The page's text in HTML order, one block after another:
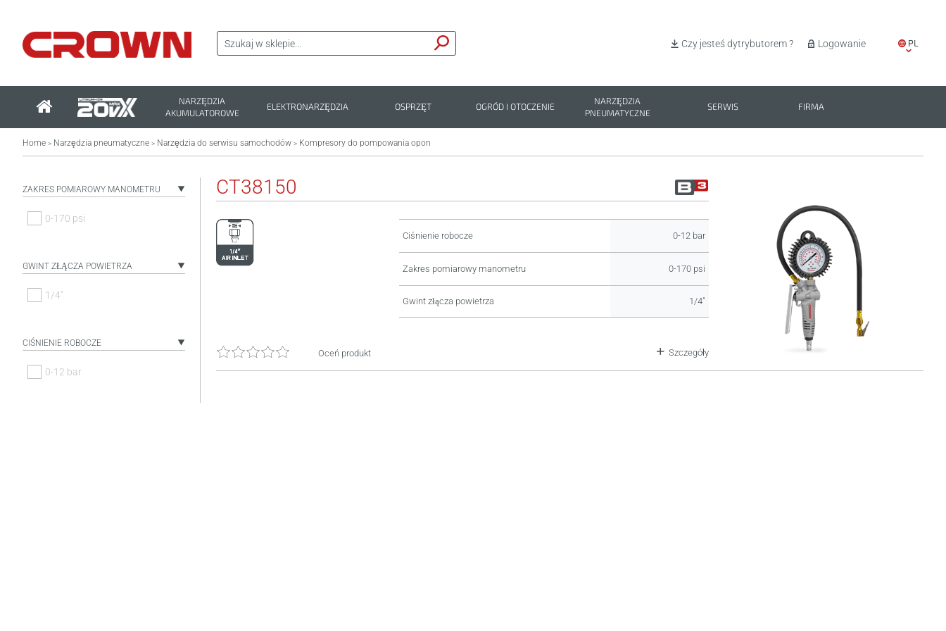
PL
Logowanie
Czy jesteś dytrybutorem ?
NARZĘDZIA
AKUMULATOROWE
ELEKTRONARZĘDZIA OSPRZĘT OGRÓD I OTOCZENIE
NARZĘDZIA
PNEUMATYCZNE
SERWIS FIRMA
Home > Narzędzia pneumatyczne > Narzędzia do serwisu samochodów > Kompresory do pompowania opon
ZAKRES POMIAROWY MANOMETRU
0-170 psi
GWINT ZŁĄCZA POWIETRZA
1/4"
CIŚNIENIE ROBOCZE
0-12 bar
CT38150
Ciśnienie robocze 0-12 bar
Zakres pomiarowy manometru 0-170 psi
Gwint złącza powietrza 1/4"
Oceń produkt Szczegóły